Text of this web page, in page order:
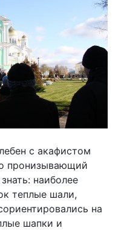
с акафистом
пронизывающий
наиболее
теплые шали,
на
шапки и